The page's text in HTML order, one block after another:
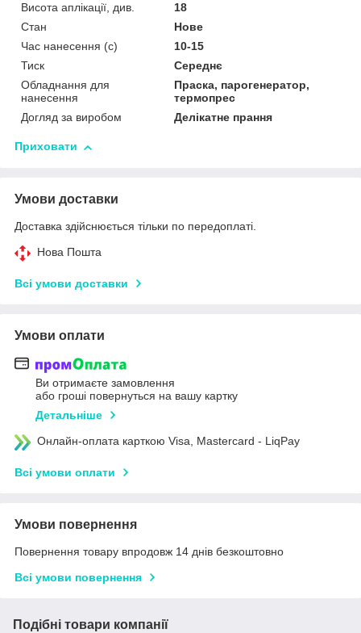
Висота аплікації, див.
18
Стан
Нове
Час нанесення (с)
10-15
Тиск
Середнє
Обладнання для
нанесення
Праска, парогенератор,
термопрес
Догляд за виробом
Делікатне прання
Приховати
Умови доставки
Доставка здійснюється тільки по передоплаті.
Нова Пошта
Всі умови доставки
Умови оплати
Ви отримаєте замовлення
або гроші повернуться на вашу картку
Детальніше
Онлайн-оплата карткою Visa, Mastercard - LiqPay
Всі умови оплати
Умови повернення
Повернення товару впродовж 14 днів безкоштовно
Всі умови повернення
Подібні товари компанії